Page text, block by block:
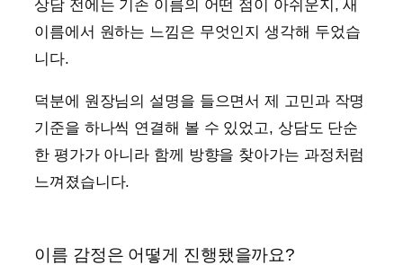
상담 전에는 기존 이름의 어떤 점이 아쉬운지, 새
이름에서 원하는 느낌은 무엇인지 생각해 두었습
니다.
덕분에 원장님의 설명을 들으면서 제 고민과 작명
기준을 하나씩 연결해 볼 수 있었고, 상담도 단순
한 평가가 아니라 함께 방향을 찾아가는 과정처럼
느껴졌습니다.
이름 감정은 어떻게 진행됐을까요?